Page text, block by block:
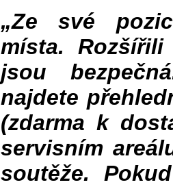
„Ze své
místa.
jsou
najdete
(zdarma k
servisním
soutěže.